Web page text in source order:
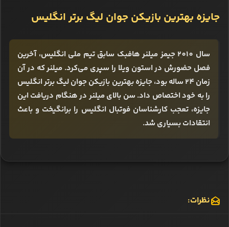
جایزه بهترین بازیکن جوان لیگ برتر انگلیس
سال 2010 جیمز میلنر هافبک سابق تیم ملی انگلیس، آخرین
فصل حضورش در استون ویلا را سپری می‌کرد. میلنر که در آن
زمان 24 ساله بود، جایزه بهترین بازیکن جوان لیگ برتر انگلیس
را به خود اختصاص داد. سن بالای میلنر در هنگام دریافت این
جایزه، تعجب کارشناسان فوتبال انگلیس را برانگیخت و باعث
انتقادات بسیاری شد.
نظرات: